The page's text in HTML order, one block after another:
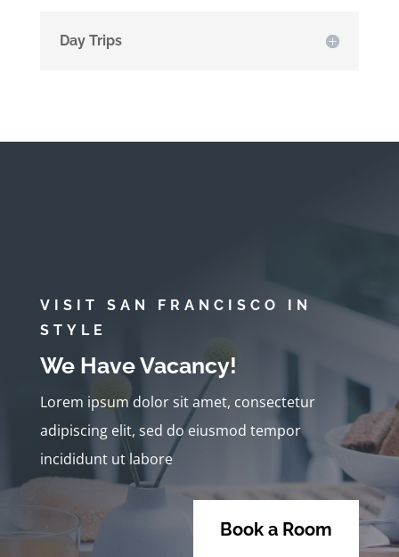
Day Trips
VISIT SAN FRANCISCO IN
STYLE
We Have Vacancy!
Lorem ipsum dolor sit amet, consectetur
adipiscing elit, sed do eiusmod tempor
incididunt ut labore
Book a Room